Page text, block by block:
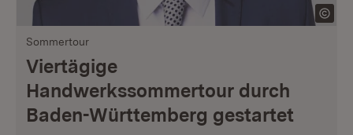
Sommertour
Viertägige
Handwerkssommertour durch
Baden-Württemberg gestartet